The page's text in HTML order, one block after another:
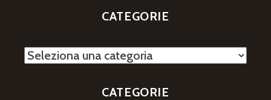
CATEGORIE
Categorie
CATEGORIE